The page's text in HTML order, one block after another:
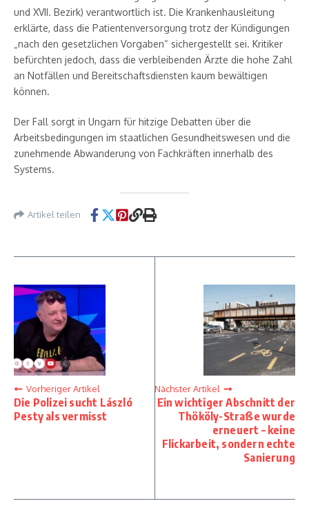
und XVII. Bezirk) verantwortlich ist. Die Krankenhausleitung
erklärte, dass die Patientenversorgung trotz der Kündigungen
„nach den gesetzlichen Vorgaben“ sichergestellt sei. Kritiker
befürchten jedoch, dass die verbleibenden Ärzte die hohe Zahl
an Notfällen und Bereitschaftsdiensten kaum bewältigen
können.
Der Fall sorgt in Ungarn für hitzige Debatten über die
Arbeitsbedingungen im staatlichen Gesundheitswesen und die
zunehmende Abwanderung von Fachkräften innerhalb des
Systems.
Artikel teilen
Vorheriger Artikel
Die Polizei sucht László
Pesty als vermisst
Nächster Artikel
Ein wichtiger Abschnitt der
Thököly-Straße wurde
erneuert – keine
Flickarbeit, sondern echte
Sanierung